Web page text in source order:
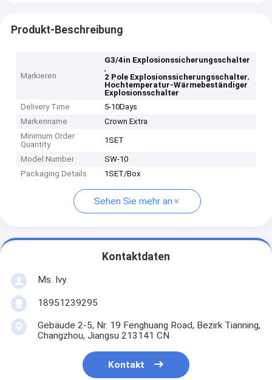
Produkt-Beschreibung
Markieren
G3/4in Explosionssicherungsschalter
,
2 Pole Explosionssicherungsschalter,
Hochtemperatur-Wärmebeständiger
Explosionsschalter
Delivery Time
5-10Days
Markenname
Crown Extra
Minimum Order
Quantity
1SET
Model Number
SW-10
Packaging Details
1SET/Box
Sehen Sie mehr an
Kontaktdaten
Ms. Ivy
18951239295
Gebäude 2-5, Nr. 19 Fenghuang Road, Bezirk Tianning,
Changzhou, Jiangsu 213141 CN
Kontakt